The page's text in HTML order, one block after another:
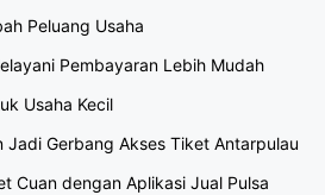
Peluang Usaha
Pembayaran Lebih Mudah
Usaha Kecil
Jadi Gerbang Akses Tiket Antarpulau
Cuan dengan Aplikasi Jual Pulsa